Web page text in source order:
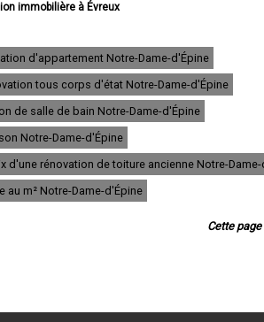
immobilière à Évreux
immobilière à Val-de-Reuil
immobilière à Gisors
immobilière à Bernay
à Pont-Audemer
immobilière à Andelys
immobilière à Gaillon
à Verneuil-sur-Avre
à Saint-Marcel
à Conches-en-Ouche
à Pacy-sur-Eure
immobilière à Gravigny
immobilière à Étrépagny
d'appartement Notre-Dame-d'Épine
tous corps d'état Notre-Dame-d'Épine
de salle de bain Notre-Dame-d'Épine
Notre-Dame-d'Épine
d'une rénovation de toiture ancienne Notre-
au m² Notre-Dame-d'Épine
Cette